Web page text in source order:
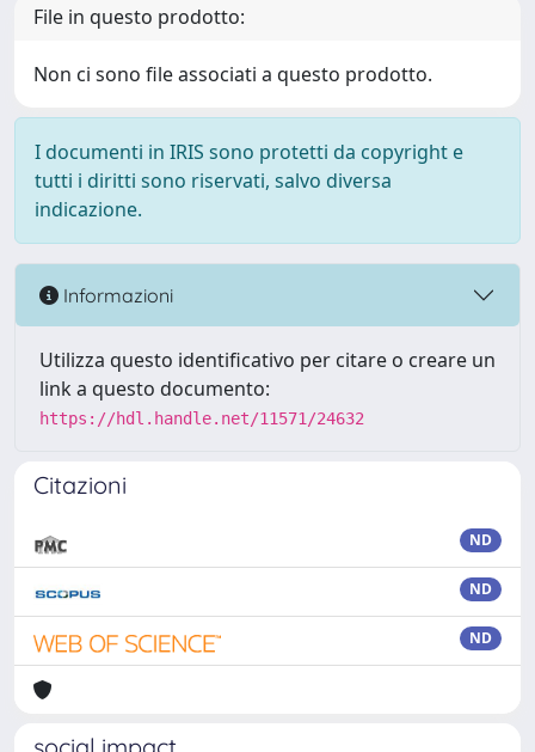
File in questo prodotto:
Non ci sono file associati a questo prodotto.
I documenti in IRIS sono protetti da copyright e
tutti i diritti sono riservati, salvo diversa
indicazione.
Informazioni
Utilizza questo identificativo per citare o creare un
link a questo documento:
https://hdl.handle.net/11571/24632
Citazioni
ND
ND
ND